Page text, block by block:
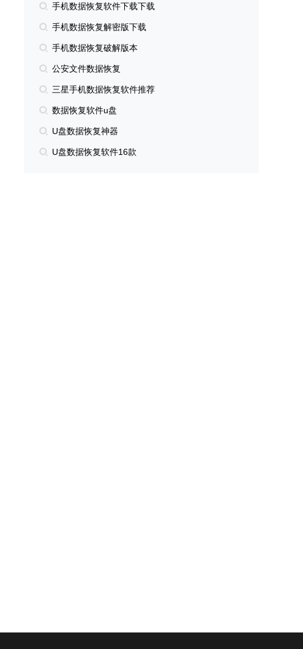
手机数据恢复软件下载下载
手机数据恢复解密版下载
手机数据恢复破解版本
公安文件数据恢复
三星手机数据恢复软件推荐
数据恢复软件u盘
U盘数据恢复神器
U盘数据恢复软件16款